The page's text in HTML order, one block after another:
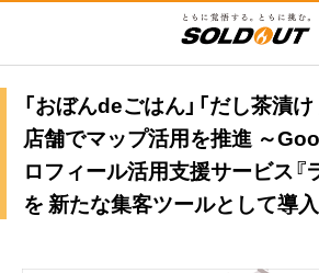
ン
「おぼんdeごはん」「だし茶漬
店舗でマップ活用を推進 ～
ロフィール活用支援サービス『
を 新たな集客ツールとして導